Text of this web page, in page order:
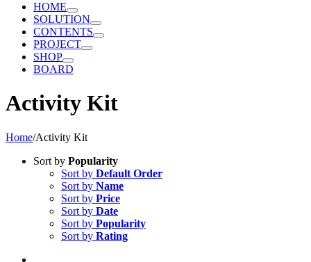
HOME
SOLUTION
CONTENTS
PROJECT
SHOP
BOARD
Activity Kit
Home/Activity Kit
Sort by Popularity
Sort by Default Order
Sort by Name
Sort by Price
Sort by Date
Sort by Popularity
Sort by Rating